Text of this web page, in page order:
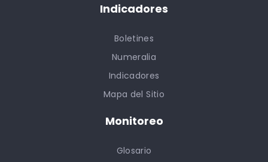
Indicadores
Boletines
Numeralia
Indicadores
Mapa del Sitio
Monitoreo
Glosario